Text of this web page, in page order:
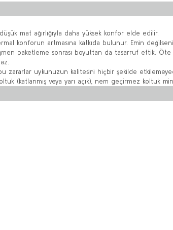
mat ağırlığıyla daha yüksek konfor elde edilir.
konforun artmasına katkıda bulunur. Emin
paketleme sonrası boyuttan da tasarruf ettik. Öte
zararlar uykunuzun kalitesini hiçbir şekilde
(katlanmış veya yarı açık), nem geçirmez koltuk